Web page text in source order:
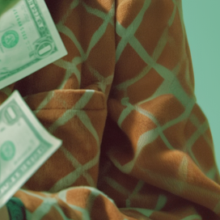
míru rizika. Důvěryhodný
nebo vysoce rizikové investice
někdo naléhá, abyste do
nejsou na prvním místě vaše
REKLAMA